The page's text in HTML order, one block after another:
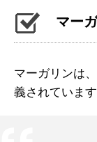
マー
マーガリンは
義されています